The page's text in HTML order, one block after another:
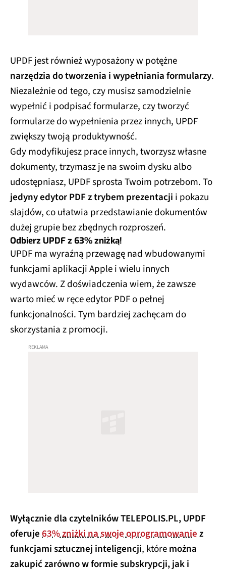
UPDF jest również wyposażony w potężne
narzędzia do tworzenia i wypełniania formularzy.
Niezależnie od tego, czy musisz samodzielnie
wypełnić i podpisać formularze, czy tworzyć
formularze do wypełnienia przez innych, UPDF
zwiększy twoją produktywność.
Gdy modyfikujesz prace innych, tworzysz własne
dokumenty, trzymasz je na swoim dysku albo
udostępniasz, UPDF sprosta Twoim potrzebom. To
jedyny edytor PDF z trybem prezentacji i pokazu
slajdów, co ułatwia przedstawianie dokumentów
dużej grupie bez zbędnych rozproszeń.
Odbierz UPDF z 63% zniżką!
UPDF ma wyraźną przewagę nad wbudowanymi
funkcjami aplikacji Apple i wielu innych
wydawców. Z doświadczenia wiem, że zawsze
warto mieć w ręce edytor PDF o pełnej
funkcjonalności. Tym bardziej zachęcam do
skorzystania z promocji.
Wyłącznie dla czytelników TELEPOLIS.PL, UPDF
oferuje63% zniżki na swoje oprogramowaniez
funkcjami sztucznej inteligencji, któremożna
zakupić zarówno w formie subskrypcji, jak i